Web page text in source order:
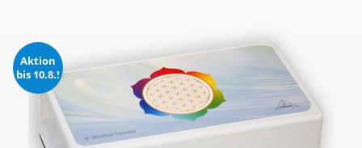
Aktion
bis 10.8.!